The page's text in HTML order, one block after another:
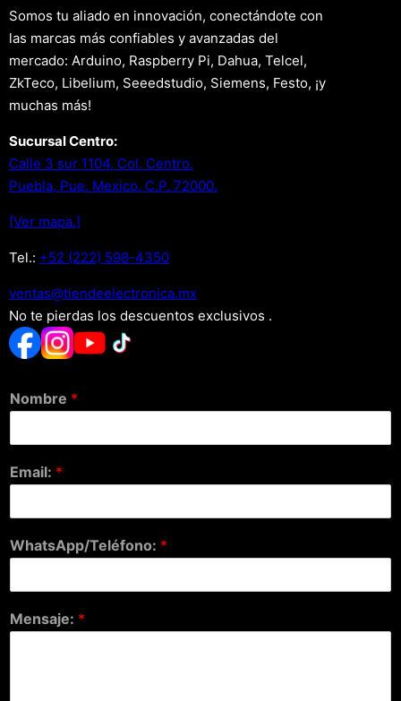
Somos tu aliado en innovación, conectándote con
las marcas más confiables y avanzadas del
mercado: Arduino, Raspberry Pi, Dahua, Telcel,
ZkTeco, Libelium, Seeedstudio, Siemens, Festo, ¡y
muchas más!
Sucursal Centro:
Calle 3 sur 1104, Col. Centro.
Puebla, Pue. Mexico. C.P. 72000.
[Ver mapa.]
Tel.: +52 (222) 598-4350
xm.acinortceleedneit@satnev
No te pierdas los descuentos exclusivos .
Nombre *
Email: *
WhatsApp/Teléfono: *
Mensaje: *